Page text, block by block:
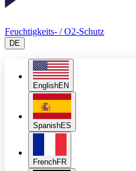
Feuchtigkeits- / O2-Schutz
DE
EnglishEN
SpanishES
FrenchFR